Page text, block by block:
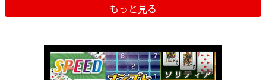
もっと見る